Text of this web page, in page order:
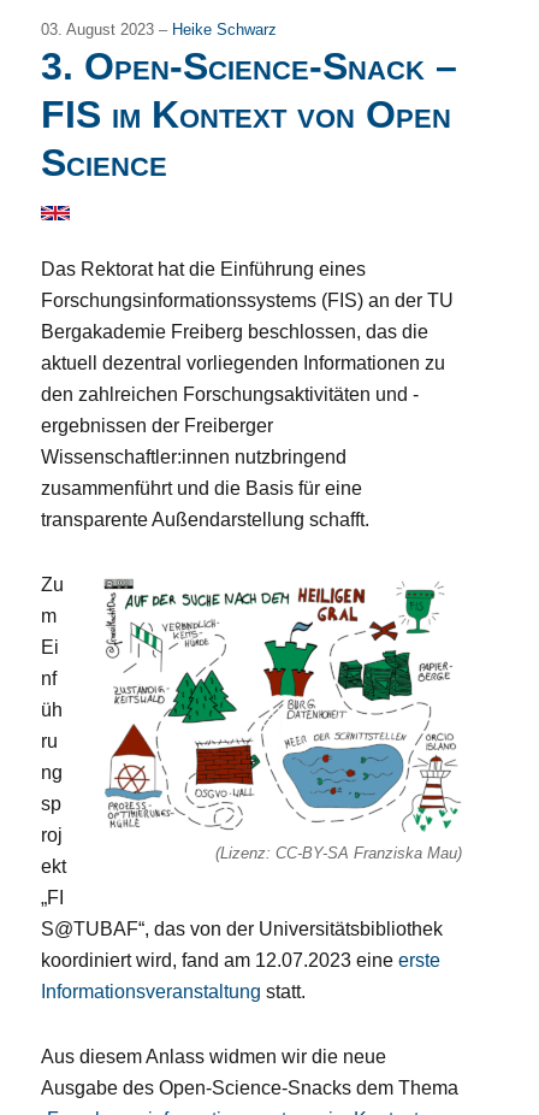
03. August 2023 – Heike Schwarz
3. Open-Science-Snack –
FIS im Kontext von Open
Science
Das Rektorat hat die Einführung eines
Forschungsinformationssystems (FIS) an der TU
Bergakademie Freiberg beschlossen, das die
aktuell dezentral vorliegenden Informationen zu
den zahlreichen Forschungsaktivitäten und -
ergebnissen der Freiberger
Wissenschaftler:innen nutzbringend
zusammenführt und die Basis für eine
transparente Außendarstellung schafft.
(Lizenz: CC-BY-SA Franziska Mau)
Zu
m
Ei
nf
üh
ru
ng
sp
roj
ekt
„FI
S@TUBAF“, das von der Universitätsbibliothek
koordiniert wird, fand am 12.07.2023 eineerste
Informationsveranstaltung statt.
Aus diesem Anlass widmen wir die neue
Ausgabe des Open-Science-Snacks dem Thema